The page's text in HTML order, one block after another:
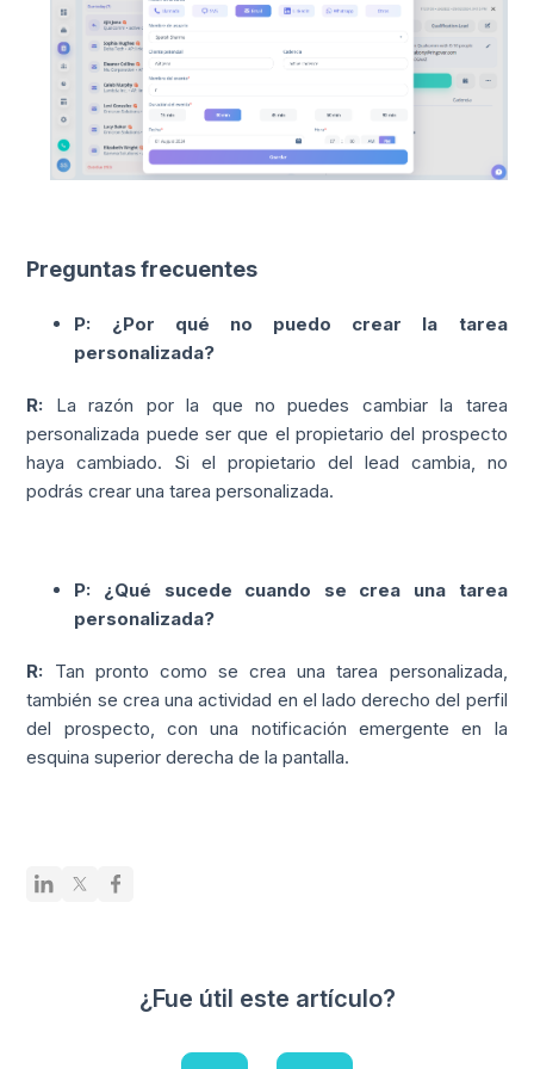
Preguntas frecuentes
P: ¿Por qué no puedo crear la tarea
personalizada?
R: La razón por la que no puedes cambiar la tarea
personalizada puede ser que el propietario del prospecto
haya cambiado. Si el propietario del lead cambia, no
podrás crear una tarea personalizada.
P: ¿Qué sucede cuando se crea una tarea
personalizada?
R: Tan pronto como se crea una tarea personalizada,
también se crea una actividad en el lado derecho del perfil
del prospecto, con una notificación emergente en la
esquina superior derecha de la pantalla.
¿Fue útil este artículo?